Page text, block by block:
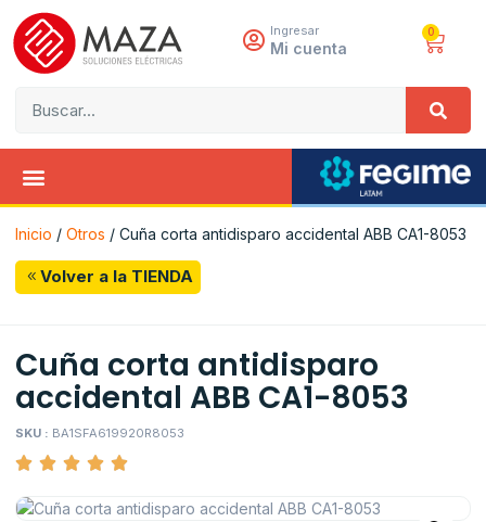
Ingresar
Mi cuenta
0
Inicio / Otros / Cuña corta antidisparo accidental ABB CA1-8053
Volver a la TIENDA
Cuña corta antidisparo
accidental ABB CA1-8053
SKU : BA1SFA619920R8053